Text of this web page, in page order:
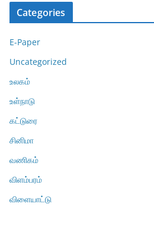
Categories
E-Paper
Uncategorized
உலகம்
உள்நாடு
கட்டுரை
சினிமா
வணிகம்
விளம்பரம்
விளையாட்டு